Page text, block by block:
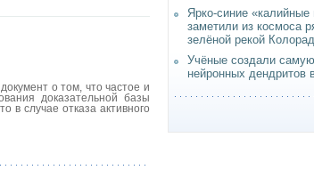
о том, что частое и
доказательной базы
в случае отказа активного
Ярко-синие
заметили из космоса
зелёной рекой
Учёные создали
нейронных дендритов